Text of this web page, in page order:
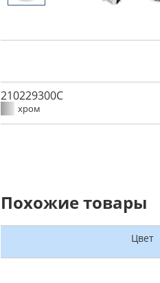
210229300C
хром
Похожие товары
Цвет